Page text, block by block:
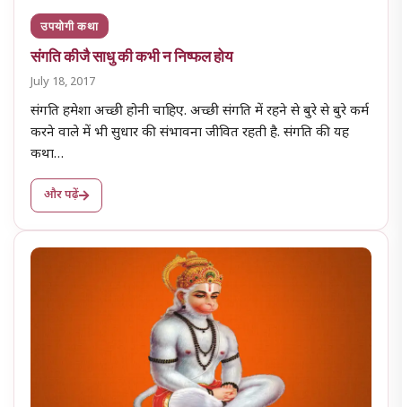
उपयोगी कथा
संगति कीजै साधु की कभी न निष्फल होय
July 18, 2017
संगति हमेशा अच्छी होनी चाहिए. अच्छी संगति में रहने से बुरे से बुरे कर्म
करने वाले में भी सुधार की संभावना जीवित रहती है. संगति की यह
कथा…
और पढ़ें